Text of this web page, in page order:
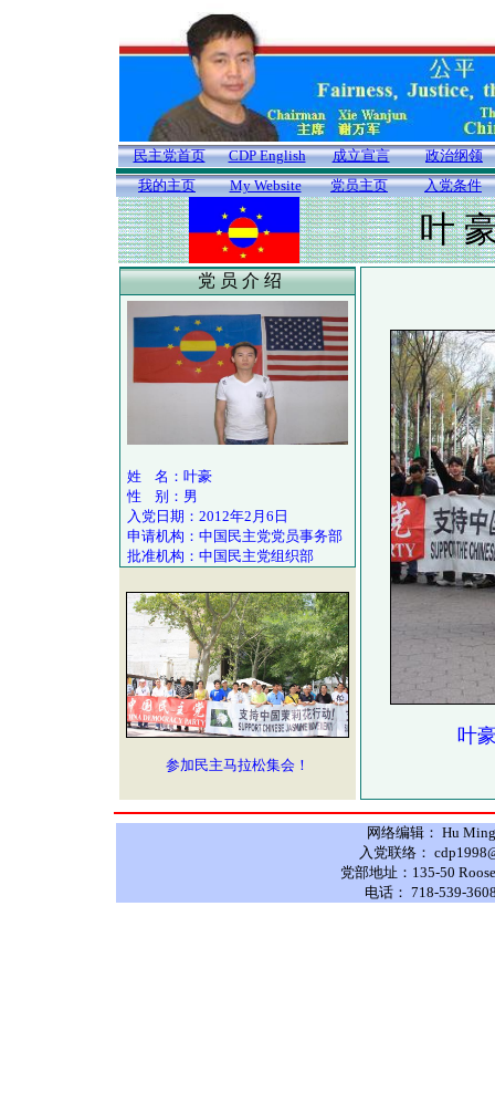
民主党首页 CDP English 成立宣言
政治纲领
我的主页
My Website 党员主页 入党条件
叶
党 员 介 绍
姓 名：叶豪
性 别：男
入党日期：2012年2月6日
申请机构：中国民主党党员事务部
批准机构：中国民主党组织部
参加民主马拉松集会！
叶
网络编辑： Hu
入党联络：
党部地址：135-50
电话： 718-539-